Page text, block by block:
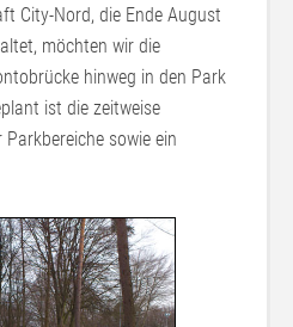
City-Nord, die Ende August
möchten wir die
hinweg in den Park
ist die zeitweise
sowie ein